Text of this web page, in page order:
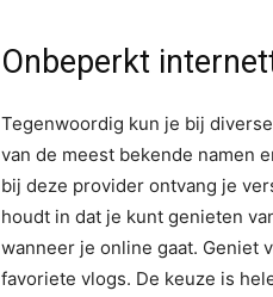
Onbeperkt
Tegenwoordig kun je bij
van de meest bekende namen
bij deze provider ontvang je
houdt in dat je kunt genieten
wanneer je online gaat. Geniet
favoriete vlogs. De keuze is